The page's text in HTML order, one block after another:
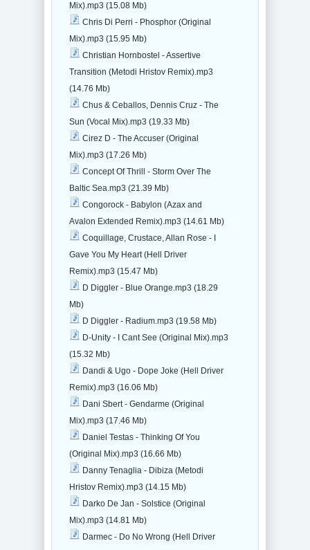
Mix).mp3 (15.08 Mb)
Chris Di Perri - Phosphor (Original
Mix).mp3 (15.95 Mb)
Christian Hornbostel - Assertive
Transition (Metodi Hristov Remix).mp3
(14.76 Mb)
Chus & Ceballos, Dennis Cruz - The
Sun (Vocal Mix).mp3 (19.33 Mb)
Cirez D - The Accuser (Original
Mix).mp3 (17.26 Mb)
Concept Of Thrill - Storm Over The
Baltic Sea.mp3 (21.39 Mb)
Congorock - Babylon (Azax and
Avalon Extended Remix).mp3 (14.61 Mb)
Coquillage, Crustace, Allan Rose - I
Gave You My Heart (Hell Driver
Remix).mp3 (15.47 Mb)
D Diggler - Blue Orange.mp3 (18.29
Mb)
D Diggler - Radium.mp3 (19.58 Mb)
D-Unity - I Cant See (Original Mix).mp3
(15.32 Mb)
Dandi & Ugo - Dope Joke (Hell Driver
Remix).mp3 (16.06 Mb)
Dani Sbert - Gendarme (Original
Mix).mp3 (17.46 Mb)
Daniel Testas - Thinking Of You
(Original Mix).mp3 (16.66 Mb)
Danny Tenaglia - Dibiza (Metodi
Hristov Remix).mp3 (14.15 Mb)
Darko De Jan - Solstice (Original
Mix).mp3 (14.81 Mb)
Darmec - Do No Wrong (Hell Driver